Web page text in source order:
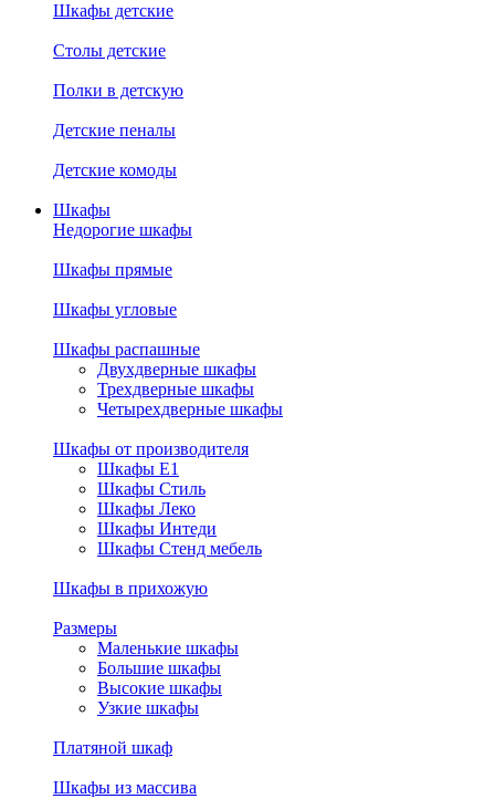
Шкафы детские
Столы детские
Полки в детскую
Детские пеналы
Детские комоды
Шкафы
Недорогие шкафы
Шкафы прямые
Шкафы угловые
Шкафы распашные
Двухдверные шкафы
Трехдверные шкафы
Четырехдверные шкафы
Шкафы от производителя
Шкафы E1
Шкафы Стиль
Шкафы Леко
Шкафы Интеди
Шкафы Стенд мебель
Шкафы в прихожую
Размеры
Маленькие шкафы
Большие шкафы
Высокие шкафы
Узкие шкафы
Платяной шкаф
Шкафы из массива